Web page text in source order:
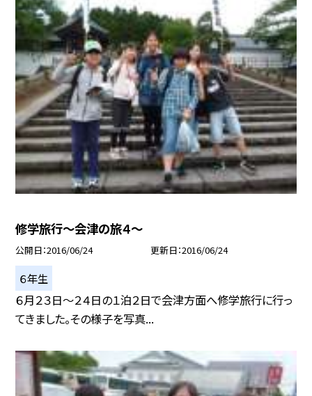
修学旅行〜会津の旅４〜
公開日 2016/06/24 更新日 2016/06/24
６年生
６月２３日〜２４日の１泊２日で会津方面へ修学旅行に行っ
てきました。その様子を写真...